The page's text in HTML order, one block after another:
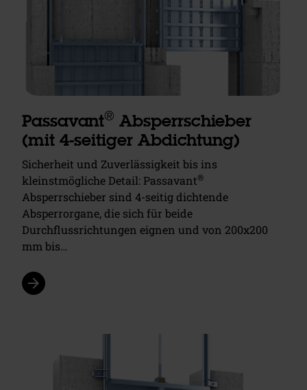
Passavant® Absperrschieber
(mit 4-seitiger Abdichtung)
Sicherheit und Zuverlässigkeit bis ins
kleinstmögliche Detail: Passavant®
Absperrschieber sind 4-seitig dichtende
Absperrorgane, die sich für beide
Durchflussrichtungen eignen und von 200x200
mm bis…
arrow_forward